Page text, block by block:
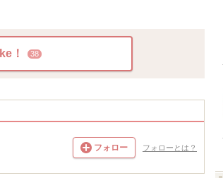
！ 38
フォロー フォローとは？